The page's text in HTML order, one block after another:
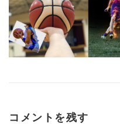
コメントを残す